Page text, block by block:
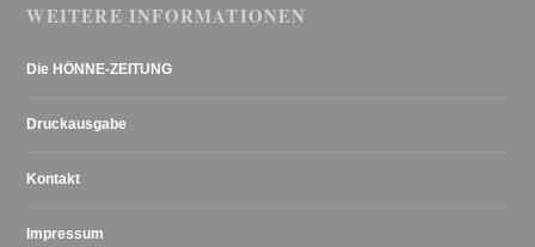
WEITERE INFORMATIONEN
Die HÖNNE-ZEITUNG
Druckausgabe
Kontakt
Impressum